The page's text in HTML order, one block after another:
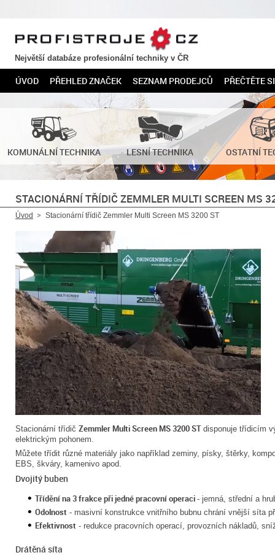
PROFISTROJE.CZ
Největší databáze profesionální techniky v ČR
ÚVOD PŘEHLED ZNAČEK SEZNAM PRODEJCŮ PŘEČTĚTE SI
KOMUNÁLNÍ TECHNIKA LESNÍ TECHNIKA OSTATNÍ
STACIONÁRNÍ TŘÍDIČ ZEMMLER MULTI SCREEN MS
Úvod Stacionární třídič Zemmler Multi Screen MS 3200 ST
Stacionární třídič Zemmler Multi Screen MS 3200 STdisponuje třídicím
elektrickým pohonem.
Můžete třídit různé materiály jako například zeminy, písky, štěrky,
EBS, škváry, kamenivo apod.
Dvojitý buben
Třídění na 3 frakce při jedné pracovní operaci - jemná, střední a
Odolnost - masivní konstrukce vnitřního bubnu chrání vnější síta
Efektivnost - redukce pracovních operací, provozních nákladů,
Drátěná síta